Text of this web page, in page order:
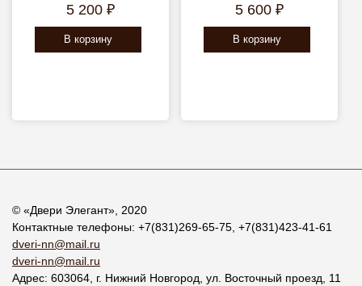
5 200 ₽
В корзину
5 600 ₽
В корзину
© «Двери Элегант», 2020
Контактные телефоны: +7(831)269-65-75 +7(831)423-41-61
dveri-nn@mail.ru
dveri-nn@mail.ru
Адрес: 603064 , г. Нижний Новгород ул. Восточный проезд, 11